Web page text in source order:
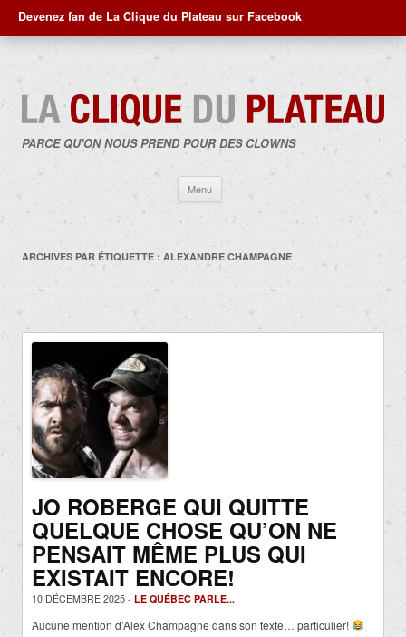
Devenez fan de La Clique du Plateau sur Facebook
PARCE QU'ON NOUS PREND POUR DES CLOWNS
Menu
contenu
ARCHIVES PAR ÉTIQUETTE : ALEXANDRE CHAMPAGNE
JO ROBERGE QUI QUITTE
QUELQUE CHOSE QU’ON NE
PENSAIT MÊME PLUS QUI
EXISTAIT ENCORE!
10 DÉCEMBRE 2025 - LE QUÉBEC PARLE...
Aucune mention d’Alex Champagne dans son texte… particulier!